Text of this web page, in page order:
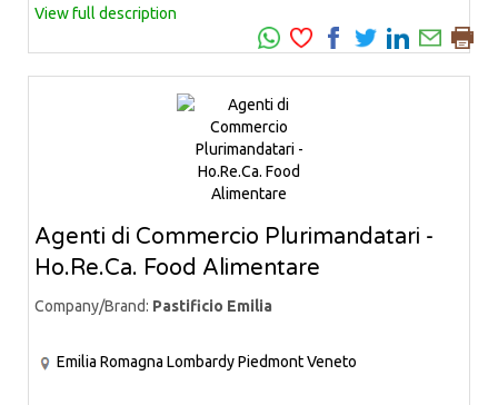
View full description
Agenti di Commercio Plurimandatari -
Ho.Re.Ca. Food Alimentare
Company/Brand: Pastificio Emilia
Emilia Romagna LombardyPiedmontVeneto